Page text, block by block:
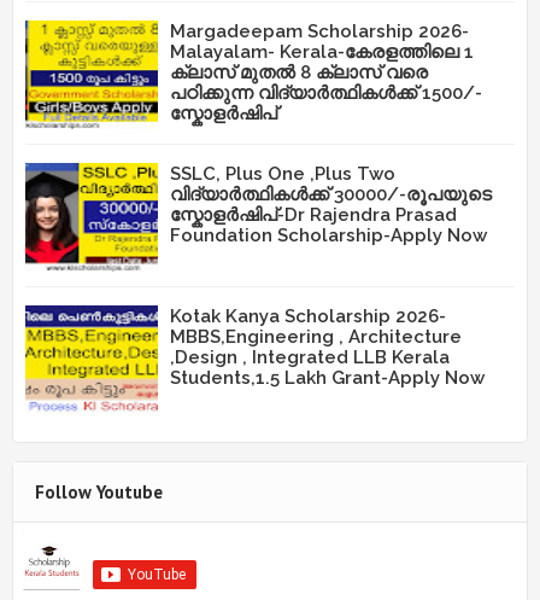
Margadeepam Scholarship 2026-
Malayalam- Kerala-കേരളത്തിലെ 1
ക്ലാസ് മുതൽ 8 ക്ലാസ് വരെ
പഠിക്കുന്ന വിദ്യാർത്ഥികൾക്ക് 1500/-
സ്കോളർഷിപ്
SSLC, Plus One ,Plus Two
വിദ്യാർത്ഥികൾക്ക് 30000/-രൂപയുടെ
സ്കോളർഷിപ്-Dr Rajendra Prasad
Foundation Scholarship-Apply Now
Kotak Kanya Scholarship 2026-
MBBS,Engineering , Architecture
,Design , Integrated LLB Kerala
Students,1.5 Lakh Grant-Apply Now
Follow Youtube